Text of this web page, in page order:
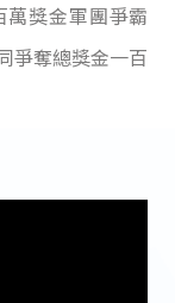
獎金軍團爭霸
爭奪總獎金一百